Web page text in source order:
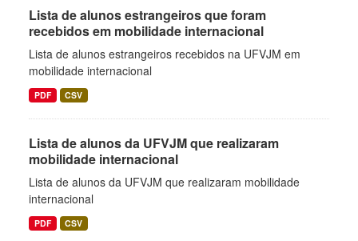
Lista de alunos estrangeiros que foram
recebidos em mobilidade internacional
Lista de alunos estrangeiros recebidos na UFVJM em
mobilidade internacional
PDF CSV
Lista de alunos da UFVJM que realizaram
mobilidade internacional
Lista de alunos da UFVJM que realizaram mobilidade
internacional
PDF CSV